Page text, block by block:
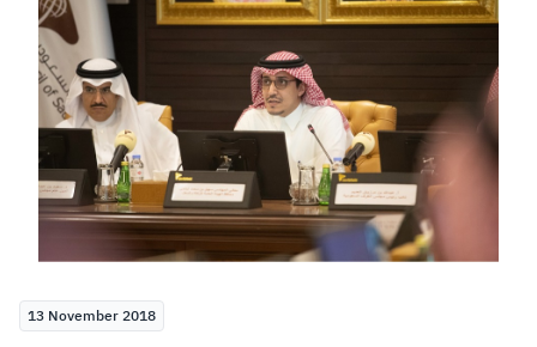
13 November 2018